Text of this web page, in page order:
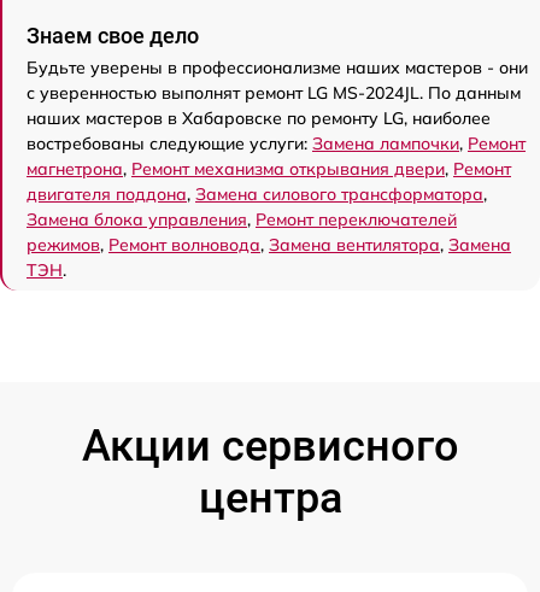
Знаем свое дело
Будьте уверены в профессионализме наших мастеров - они
с уверенностью выполнят ремонт LG MS-2024JL. По данным
наших мастеров в Хабаровске по ремонту LG, наиболее
востребованы следующие услуги: Замена лампочки, Ремонт
магнетрона, Ремонт механизма открывания двери, Ремонт
двигателя поддона, Замена силового трансформатора,
Замена блока управления, Ремонт переключателей
режимов, Ремонт волновода, Замена вентилятора, Замена
ТЭН.
Акции сервисного
центра